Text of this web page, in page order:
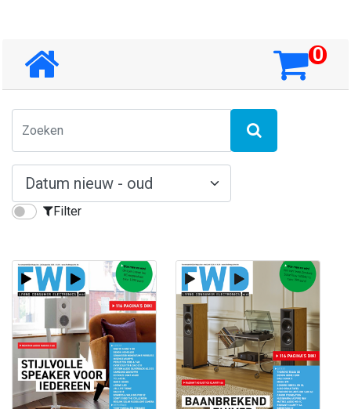
0
Filter